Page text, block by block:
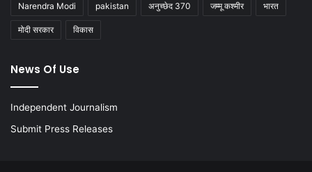
Narendra Modi pakistan अनुच्छेद 370 जम्मू कश्मीर भारत
मोदी सरकार विकास
News Of Use
Independent Journalism
Submit Press Releases